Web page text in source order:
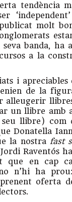
tendència
molt
banda, ha
a la
i
de la
alleugerir
un llibre amb
llibre) com
Donatella
la nostra fast
Raventós
en cap
n’hi ha
oferta